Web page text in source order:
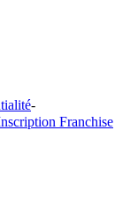
-
Franchise